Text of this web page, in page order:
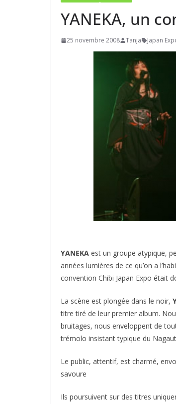
YANEKA, un
25 novembre 2008 Tanja Japan
YANEKA est un groupe atypique,
années lumières de ce qu’on a
convention Chibi Japan Expo était
La scène est plongée dans le noir,
titre tiré de leur premier album.
bruitages, nous enveloppent de
trémolo insistant typique du
Le public, attentif, est charmé,
savoure
Ils poursuivent sur des titres